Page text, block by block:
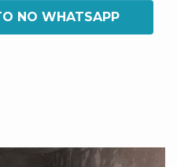
NO WHATSAPP